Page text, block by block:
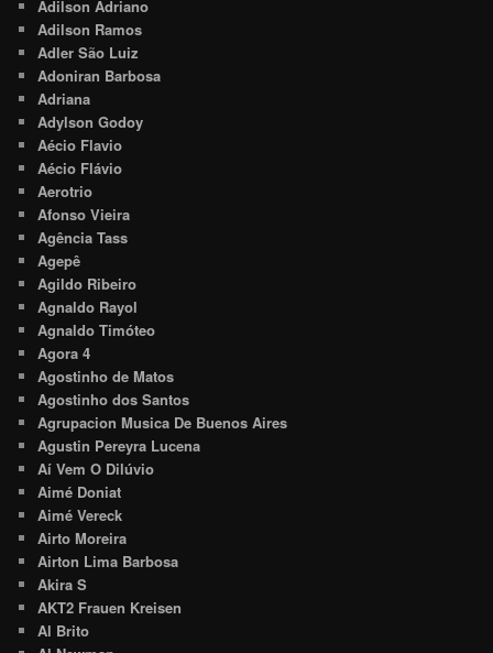
Adilson Adriano
Adilson Ramos
Adler São Luiz
Adoniran Barbosa
Adriana
Adylson Godoy
Aécio Flavio
Aécio Flávio
Aerotrio
Afonso Vieira
Agência Tass
Agepê
Agildo Ribeiro
Agnaldo Rayol
Agnaldo Timóteo
Agora 4
Agostinho de Matos
Agostinho dos Santos
Agrupacion Musica De Buenos Aires
Agustin Pereyra Lucena
Aí Vem O Dilúvio
Aimé Doniat
Aimé Vereck
Airto Moreira
Airton Lima Barbosa
Akira S
AKT2 Frauen Kreisen
Al Brito